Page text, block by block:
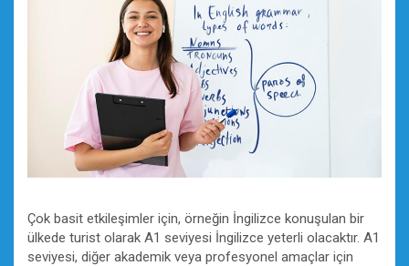
Çok basit etkileşimler için, örneğin İngilizce konuşulan bir
ülkede turist olarak A1 seviyesi İngilizce yeterli olacaktır. A1
seviyesi, diğer akademik veya profesyonel amaçlar için